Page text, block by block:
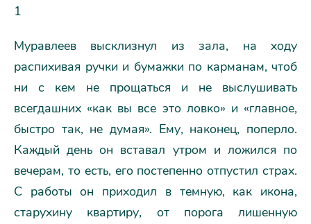
1
Муравлеев высклизнул из зала, на ходу
распихивая ручки и бумажки по карманам, чтоб
ни с кем не прощаться и не выслушивать
всегдашних «как вы все это ловко» и «главное,
быстро так, не думая». Ему, наконец, поперло.
Каждый день он вставал утром и ложился по
вечерам, то есть, его постепенно отпустил страх.
С работы он приходил в темную, как икона,
старухину квартиру, от порога лишенную